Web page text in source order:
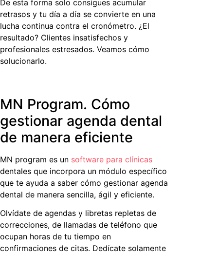
De esta forma solo consigues acumular
retrasos y tu día a día se convierte en una
lucha continua contra el cronómetro. ¿El
resultado? Clientes insatisfechos y
profesionales estresados. Veamos cómo
solucionarlo.
MN Program. Cómo
gestionar agenda dental
de manera eficiente
MN program es un software para clínicas
dentales que incorpora un módulo específico
que te ayuda a saber cómo gestionar agenda
dental de manera sencilla, ágil y eficiente.
Olvídate de agendas y libretas repletas de
correcciones, de llamadas de teléfono que
ocupan horas de tu tiempo en
confirmaciones de citas. Dedícate solamente